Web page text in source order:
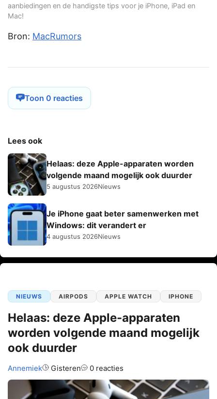
aanbiedingen en de handigste tips voor je iPhone, iPad en
Mac!
Bron: MacRumors
Toon 0 reacties
Lees ook
Helaas: deze Apple-apparaten worden
volgende maand mogelijk ook duurder
5 augustus 2026Nieuws
Je iPhone gaat beter samenwerken met
Windows: dit verandert er
4 augustus 2026Nieuws
NIEUWS AIRPODS APPLE WATCH IPHONE
Helaas: deze Apple-apparaten
worden volgende maand mogelijk
ook duurder
Auteur:
Annemiek Gisteren 0 reacties